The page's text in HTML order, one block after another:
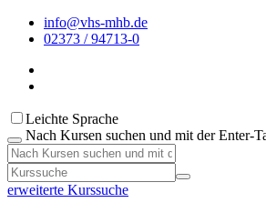
info@vhs-mhb.de
02373 / 94713-0
Leichte Sprache
Nach Kursen suchen und mit der Enter-
erweiterte Kurssuche